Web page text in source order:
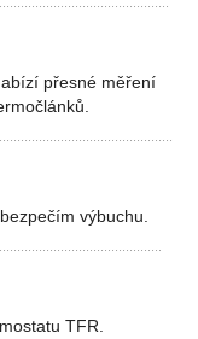
přesné měření
výbuchu.
TFR.